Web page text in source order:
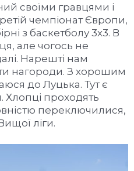
своїми гравцями і
чемпіонат Європи,
з баскетболу 3х3. В
але чогось не
Нарешті нам
нагороди. З хорошим
до Луцька. Тут є
Хлопці проходять
переключилися,
ліги.